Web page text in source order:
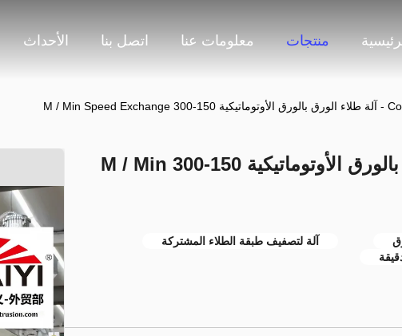
منتجات معلومات عنا اتصل بنا الأحداث
Co - آلة طلاء الورق بالورق الأوتوماتيكية 150-300 M / Min Speed ​​Exchange
Co - آلة طلاء الورق بالورق الأوتوماتيكية 150-300 M / Min
آلة لتصفيف طبقة الطلاء المشتركة